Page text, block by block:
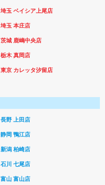
埼玉 ベイシア上尾店
埼玉 本庄店
茨城 鹿嶋中央店
栃木 真岡店
東京 カレッタ汐留店
長野 上田店
静岡 鴨江店
新潟 柏崎店
石川 七尾店
富山 富山店